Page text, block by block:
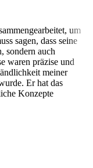
um
sagen, dass seine
sondern auch
waren präzise und
meiner
Er hat das
Konzepte